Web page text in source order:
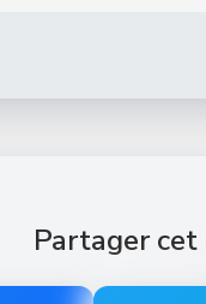
Partager